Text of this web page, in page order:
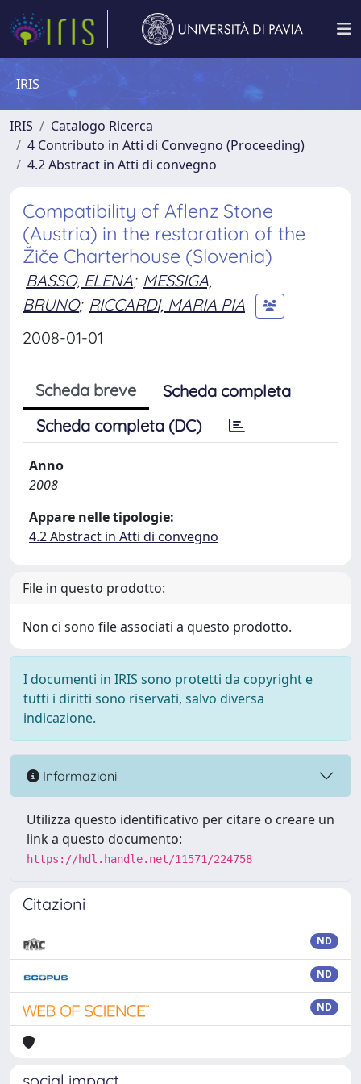
IRIS
IRIS
Catalogo Ricerca
4 Contributo in Atti di Convegno (Proceeding)
4.2 Abstract in Atti di convegno
Compatibility of Aflenz Stone
(Austria) in the restoration of the
Žiče Charterhouse (Slovenia)
BASSO, ELENA; MESSIGA,
BRUNO; RICCARDI, MARIA PIA
2008-01-01
Scheda breve
Scheda completa
Scheda completa (DC)
Anno
2008
Appare nelle tipologie:
4.2 Abstract in Atti di convegno
File in questo prodotto:
Non ci sono file associati a questo prodotto.
I documenti in IRIS sono protetti da copyright e
tutti i diritti sono riservati, salvo diversa
indicazione.
Informazioni
Utilizza questo identificativo per citare o creare un
link a questo documento:
https://hdl.handle.net/11571/224758
Citazioni
ND
ND
ND